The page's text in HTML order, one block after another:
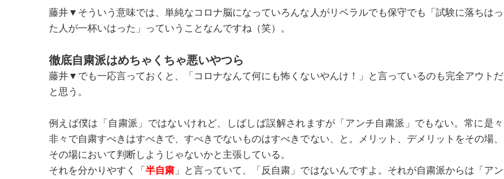
藤井▼そういう意味では、単純なコロナ脳になっていろんな人がリベラルでも保守でも「試験に落ちはっ
た人が一杯いはった」っていうことなんですね（笑）。
徹底自粛派はめちゃくちゃ悪いやつら
藤井▼でも一応言っておくと、「コロナなんて何にも怖くないやんけ！」と言っているのも完全アウトだ
と思う。
例えば僕は「自粛派」ではないけれど、しばしば誤解されますが「アンチ自粛派」でもない。常に是々
非々で自粛すべきはすべきで、すべきでないものはすべきでない、と。メリット、デメリットをその場、
その場において判断しようじゃないかと主張している。
それを分かりやすく「半自粛 」と言っていて、「反自粛」ではないんですよ。それが自粛派からは「アン